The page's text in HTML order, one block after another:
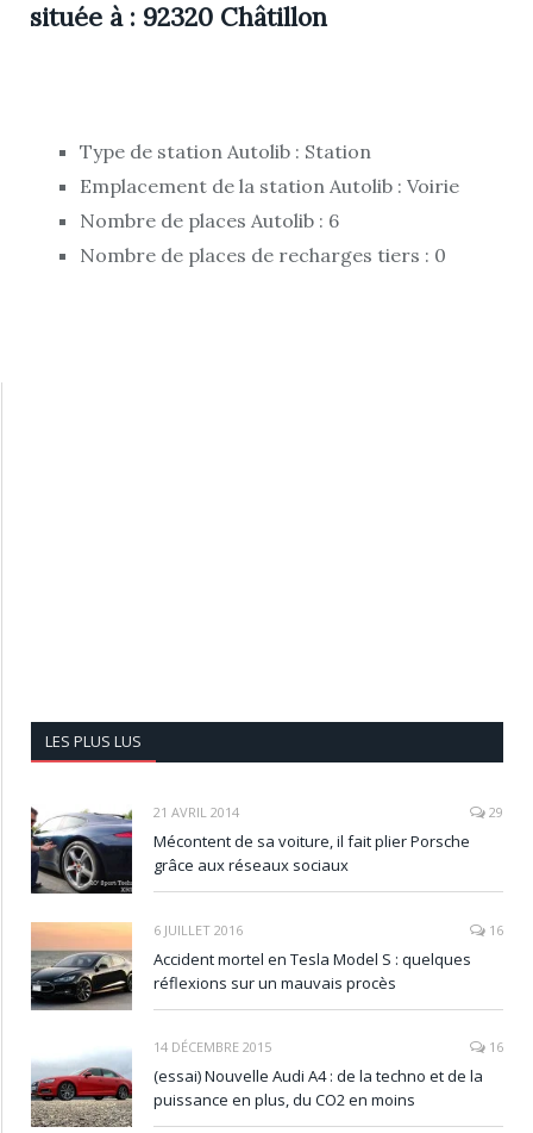
située à : 92320 Châtillon
Type de station Autolib : Station
Emplacement de la station Autolib : Voirie
Nombre de places Autolib : 6
Nombre de places de recharges tiers : 0
LES PLUS LUS
21 AVRIL 2014 29
Mécontent de sa voiture, il fait plier Porsche
grâce aux réseaux sociaux
6 JUILLET 2016 16
Accident mortel en Tesla Model S : quelques
réflexions sur un mauvais procès
14 DÉCEMBRE 2015 16
(essai) Nouvelle Audi A4 : de la techno et de la
puissance en plus, du CO2 en moins